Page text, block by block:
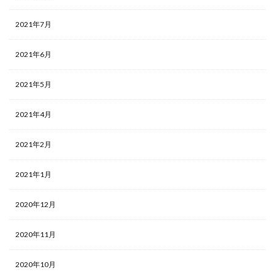
2021年7月
2021年6月
2021年5月
2021年4月
2021年2月
2021年1月
2020年12月
2020年11月
2020年10月